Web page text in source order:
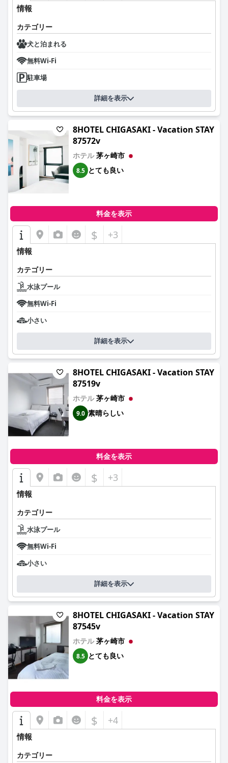
情報
カテゴリー
犬と泊まれる
無料Wi-Fi
駐車場
詳細を表示
8HOTEL CHIGASAKI - Vacation STAY
87572v
ホテル茅ヶ崎市
8.5 とても良い
料金を表示
$ +3
情報
カテゴリー
水泳プール
無料Wi-Fi
小さい
詳細を表示
8HOTEL CHIGASAKI - Vacation STAY
87519v
ホテル茅ヶ崎市
9.0 素晴らしい
料金を表示
$ +3
情報
カテゴリー
水泳プール
無料Wi-Fi
小さい
詳細を表示
8HOTEL CHIGASAKI - Vacation STAY
87545v
ホテル茅ヶ崎市
8.5 とても良い
料金を表示
$ +4
情報
カテゴリー